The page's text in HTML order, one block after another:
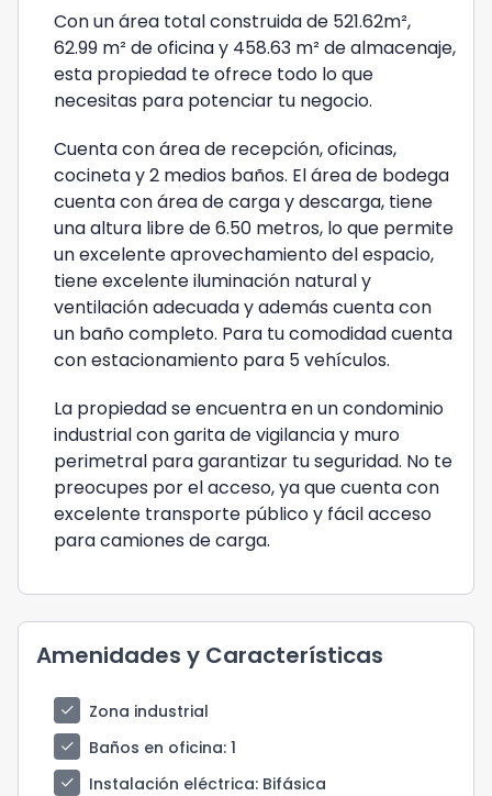
Con un área total construida de 521.62m²,
62.99 m² de oficina y 458.63 m² de almacenaje,
esta propiedad te ofrece todo lo que
necesitas para potenciar tu negocio.
Cuenta con área de recepción, oficinas,
cocineta y 2 medios baños. El área de bodega
cuenta con área de carga y descarga, tiene
una altura libre de 6.50 metros, lo que permite
un excelente aprovechamiento del espacio,
tiene excelente iluminación natural y
ventilación adecuada y además cuenta con
un baño completo. Para tu comodidad cuenta
con estacionamiento para 5 vehículos.
La propiedad se encuentra en un condominio
industrial con garita de vigilancia y muro
perimetral para garantizar tu seguridad. No te
preocupes por el acceso, ya que cuenta con
excelente transporte público y fácil acceso
para camiones de carga.
Amenidades y Características
check
Zona industrial
check
Baños en oficina: 1
check
Instalación eléctrica: Bifásica